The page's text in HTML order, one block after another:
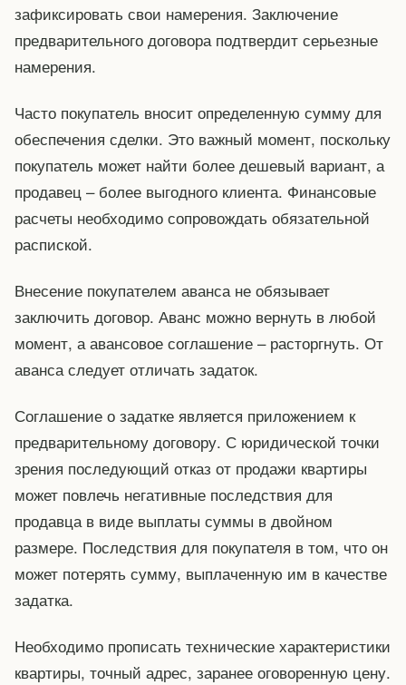
зафиксировать свои намерения. Заключение
предварительного договора подтвердит серьезные
намерения.
Часто покупатель вносит определенную сумму для
обеспечения сделки. Это важный момент, поскольку
покупатель может найти более дешевый вариант, а
продавец – более выгодного клиента. Финансовые
расчеты необходимо сопровождать обязательной
распиской.
Внесение покупателем аванса не обязывает
заключить договор. Аванс можно вернуть в любой
момент, а авансовое соглашение – расторгнуть. От
аванса следует отличать задаток.
Соглашение о задатке является приложением к
предварительному договору. С юридической точки
зрения последующий отказ от продажи квартиры
может повлечь негативные последствия для
продавца в виде выплаты суммы в двойном
размере. Последствия для покупателя в том, что он
может потерять сумму, выплаченную им в качестве
задатка.
Необходимо прописать технические характеристики
квартиры, точный адрес, заранее оговоренную цену.